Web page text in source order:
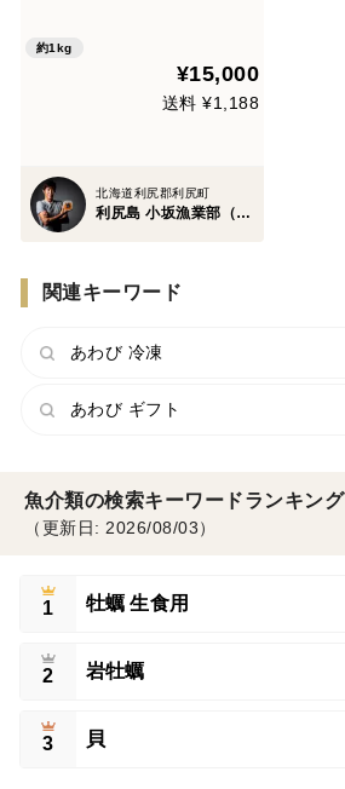
約1kg
¥15,000
送料 ¥1,188
北海道利尻郡利尻町
利尻島 小坂漁業部（社膳）
関連キーワード
あわび 冷凍
あわび ギフト
魚介類の検索キーワードランキング
（更新日: 2026/08/03）
1 牡蠣 生食用
2 岩牡蠣
3 貝